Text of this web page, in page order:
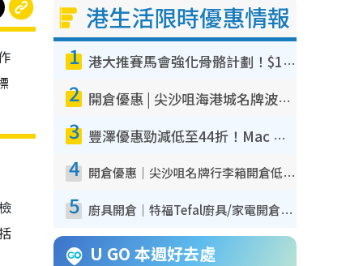
港生活限時優惠情報
1 港大推賽馬會強化骨骼計劃！$100骨質密度X光檢查 完成免費運動訓練送超市禮券！附參加資格
2 開倉優惠 | 尖沙咀海港城名牌波鞋開倉低至1折！On鞋$899起／Joy&Peace鞋履$98起
3 豐澤優惠勁減低至44折！Mac mini/iPhone17Pro大減價！廚房家電$220起
4 開倉優惠｜尖沙咀名牌行李箱開倉低至4折！一連5日 American Tourister/ace./Hallmark $200起！
5 廚具開倉｜特福Tefal廚具/家電開倉低至3折！$220起買平底鍋/炒鑊/湯煲！電飯煲/吸塵機/燙斗$418起
U GO 本週好去處